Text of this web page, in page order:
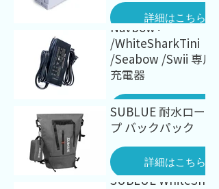
詳細はこちら
SUBLUE WhiteShark
Navbow+
/WhiteSharkTini
/Seabow /Swii 専用
充電器
詳細はこちら
SUBLUE 耐水ロール
プ バックパック
詳細はこちら
SUBLUE WhiteShark